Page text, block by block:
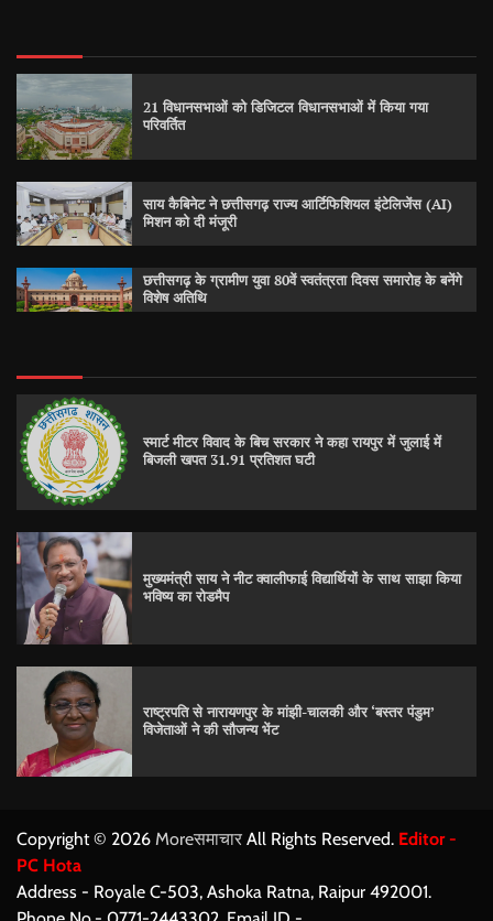
21 विधानसभाओं को डिजिटल विधानसभाओं में किया गया
परिवर्तित
साय कैबिनेट ने छत्तीसगढ़ राज्य आर्टिफिशियल इंटेलिजेंस (AI)
मिशन को दी मंजूरी
छत्तीसगढ़ के ग्रामीण युवा 80वें स्वतंत्रता दिवस समारोह के बनेंगे
विशेष अतिथि
स्मार्ट मीटर विवाद के बिच सरकार ने कहा रायपुर में जुलाई में
बिजली खपत 31.91 प्रतिशत घटी
मुख्यमंत्री साय ने नीट क्वालीफाई विद्यार्थियों के साथ साझा किया
भविष्य का रोडमैप
राष्ट्रपति से नारायणपुर के मांझी-चालकी और ‘बस्तर पंडुम’
विजेताओं ने की सौजन्य भेंट
Copyright © 2026 Moreसमाचार All Rights Reserved. Editor -
PC Hota
Address - Royale C-503, Ashoka Ratna, Raipur 492001.